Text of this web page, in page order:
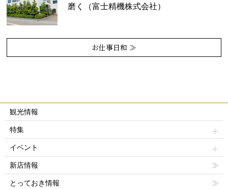
磨く（富士精機株式会社）
お仕事日和 ≫
観光情報
特集
イベント
新店情報
とっておき情報